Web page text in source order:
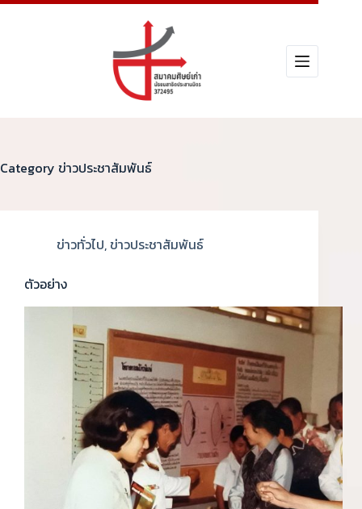
Category ข่าวประชาสัมพันธ์
ข่าวทั่วไป, ข่าวประชาสัมพันธ์
ตัวอย่าง